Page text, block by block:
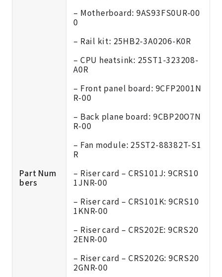
Part Num
bers
– Motherboard: 9AS93FS0UR-00
0
– Rail kit: 25HB2-3A0206-K0R
– CPU heatsink: 25ST1-323208-
A0R
– Front panel board: 9CFP2001N
R-00
– Back plane board: 9CBP20O7N
R-00
– Fan module: 25ST2-88382T-S1
R
– Riser card – CRS101J: 9CRS10
1JNR-00
– Riser card – CRS101K: 9CRS10
1KNR-00
– Riser card – CRS202E: 9CRS20
2ENR-00
– Riser card – CRS202G: 9CRS20
2GNR-00